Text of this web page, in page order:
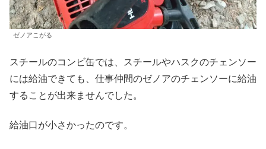
ゼノアこがる
スチールのコンビ缶では、スチールやハスクのチェンソー
には給油できても、仕事仲間のゼノアのチェンソーに給油
することが出来ませんでした。
給油口が小さかったのです。